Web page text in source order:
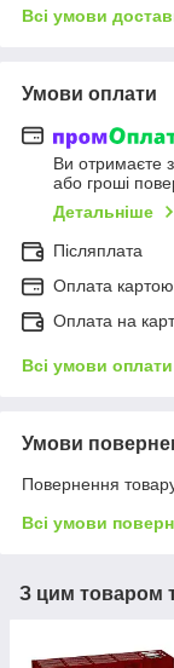
Всі умови
Умови оплати
Ви отримаєте
або гроші
Детальніше
Післяплата
Оплата
Оплата на
Всі умови оплати
Умови
Повернення
Всі умови
З цим товаром